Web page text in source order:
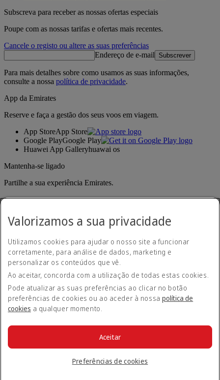
Subscreva para receber as nossas ofertas especiais
Poupe com as nossas tarifas e ofertas mais recentes.
Cancele o registo ou altere as suas preferências
Endereço de e-mail
Subscrever
Para mais detalhes sobre como usamos as suas informações,
consulte a nossa política de privacidade.
App da Emirates
Reserve e faça a gestão dos seus voos em viagem.
App StoreApp Store
Google PlayGoogle Play
Huawei App Galleryhuawai os
Mantenha-se ligado
Partilhe a sua experiência Emirates.
Declaração de acessibilidade
Contacte-nos
Política de privacidade
Termos e condições
Política de cookies
Cibersegurança
© 2026 The Emirates Group. Todos os direitos reservados.
Valorizamos a sua privacidade
Utilizamos cookies para ajudar o nosso site a funcionar
corretamente, para análise de dados, marketing e
personalizar os conteúdos que vê.
Ao aceitar, concorda com a utilização de todas estas cookies.
Pode atualizar as suas preferências ao clicar no botão
preferências de cookies ou ao aceder à nossapolítica de
cookies a qualquer momento.
Preferências de cookies
Aceitar